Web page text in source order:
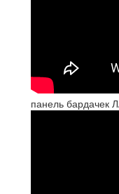
панель бардачек